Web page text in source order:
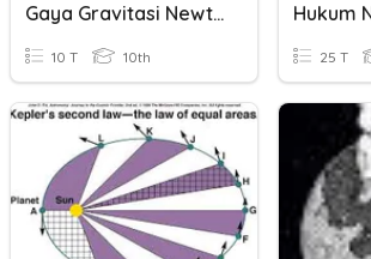
Gaya Gravitasi Newton
10 T 10th 25 T